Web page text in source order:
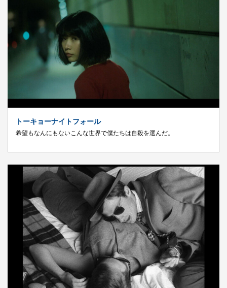
トーキョーナイトフォール
希望もなんにもないこんな世界で僕たちは自殺を選んだ。